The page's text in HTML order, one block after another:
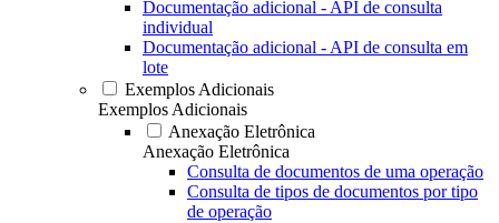
Documentação adicional - API de consulta
individual
Documentação adicional - API de consulta em
lote
Exemplos Adicionais
Exemplos Adicionais
Anexação Eletrônica
Anexação Eletrônica
Consulta de documentos de uma operação
Consulta de tipos de documentos por tipo
de operação